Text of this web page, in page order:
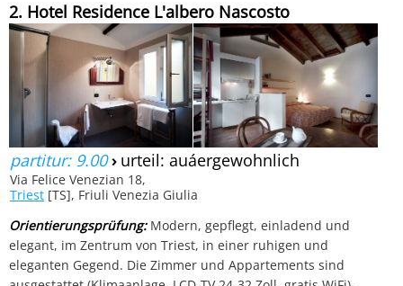
2. Hotel Residence L'albero Nascosto
partitur: 9.00› urteil: auáergewohnlich
Via Felice Venezian 18,
Triest [TS], Friuli Venezia Giulia
Orientierungsprüfung:Modern, gepflegt, einladend und
elegant, im Zentrum von Triest, in einer ruhigen und
eleganten Gegend. Die Zimmer und Appartements sind